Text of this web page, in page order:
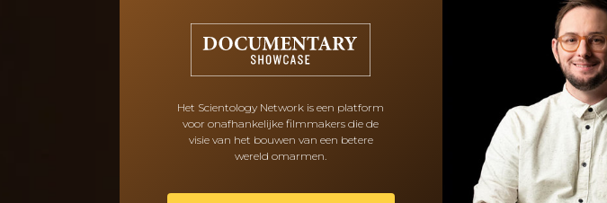
Het Scientology Network is een platform
voor onafhankelijke filmmakers die de
visie van het bouwen van een betere
wereld omarmen.